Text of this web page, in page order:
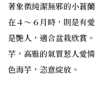
著象徵純潔無邪的小蒼
在４～６月時，則是有
是艷人，適合盆栽欣賞
芋，高雅的氣質惹人愛
色海芋，恣意綻放。